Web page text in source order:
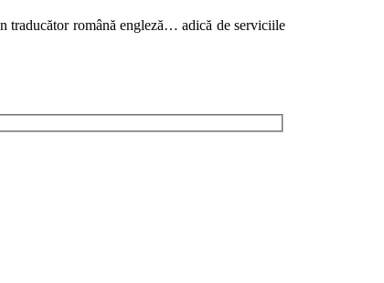
traducător română engleză… adică de serviciile